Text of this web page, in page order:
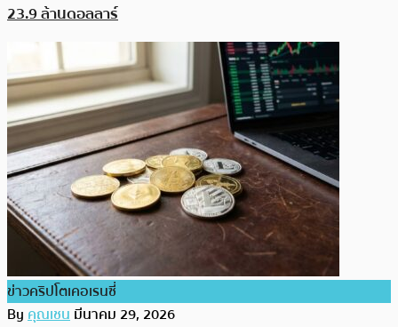
23.9 ล้านดอลลาร์
ข่าวคริปโตเคอเรนซี่
Byคุณเชนมีนาคม 29, 2026